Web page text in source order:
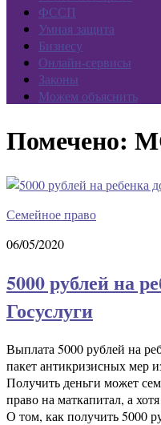
ФССП
Умная защита
Бизнесу
Онлайн-сервисы
Законы
Можем объяснить
Помечено:
Семейное право
06/05/2020
5000 рублей на
Госуслуги
Выплата 5000 рублей на
пакет антикризисных мер
Получить деньги может
право на маткапитал, а
О том, как получить 5000